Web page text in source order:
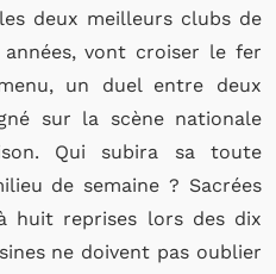
deux meilleurs clubs de
vont croiser le fer
un duel entre deux
sur la scène nationale
Qui subira sa toute
de semaine ? Sacrées
huit reprises lors des dix
ne doivent pas oublier